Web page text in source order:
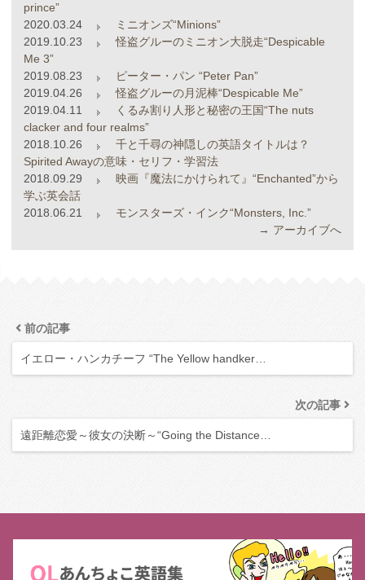
prince”
2020.03.24
ミニオンズ“Minions”
2019.10.23
怪盗グルーのミニオン大脱走“Despicable
Me 3”
2019.08.23
ピーター・パン “Peter Pan”
2019.04.26
怪盗グルーの月泥棒“Despicable Me”
2019.04.11
くるみ割り人形と秘密の王国“The nuts
clacker and four realms”
2018.10.26
千と千尋の神隠しの英語タイトルは？
Spirited Awayの意味・セリフ・学習法
2018.09.29
映画『魔法にかけられて』“Enchanted”から
学ぶ英会話
2018.06.21
モンスターズ・インク“Monsters, Inc.”
→ アーカイブへ
前の記事
イエロー・ハンカチーフ “The Yellow handker…
次の記事
遠距離恋愛～彼女の決断～“Going the Distance…